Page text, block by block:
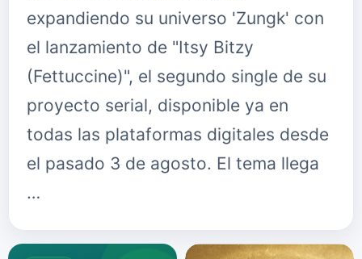
expandiendo su universo 'Zungk' con
el lanzamiento de "Itsy Bitzy
(Fettuccine)", el segundo single de su
proyecto serial, disponible ya en
todas las plataformas digitales desde
el pasado 3 de agosto. El tema llega
…